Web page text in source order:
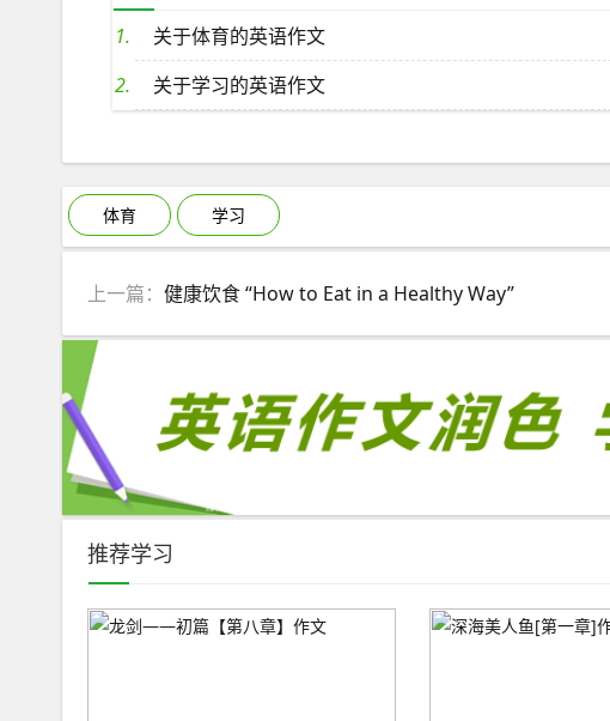
关于体育的英语作文
关于学习的英语作文
体育 学习
上一篇： 健康饮食 “How to Eat in a Healthy Way”
推荐学习